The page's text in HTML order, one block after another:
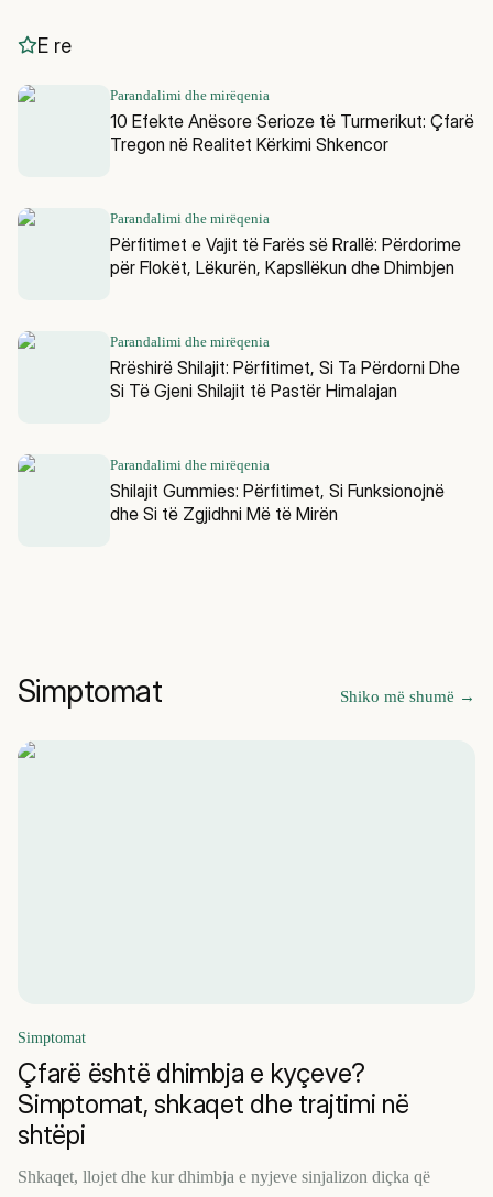
E re
Parandalimi dhe mirëqenia
10 Efekte Anësore Serioze të Turmerikut: Çfarë
Tregon në Realitet Kërkimi Shkencor
Parandalimi dhe mirëqenia
Përfitimet e Vajit të Farës së Rrallë: Përdorime
për Flokët, Lëkurën, Kapsllëkun dhe Dhimbjen
Parandalimi dhe mirëqenia
Rrëshirë Shilajit: Përfitimet, Si Ta Përdorni Dhe
Si Të Gjeni Shilajit të Pastër Himalajan
Parandalimi dhe mirëqenia
Shilajit Gummies: Përfitimet, Si Funksionojnë
dhe Si të Zgjidhni Më të Mirën
Simptomat Shiko më shumë →
Simptomat
Çfarë është dhimbja e kyçeve?
Simptomat, shkaqet dhe trajtimi në
shtëpi
Shkaqet, llojet dhe kur dhimbja e nyjeve sinjalizon diçka që